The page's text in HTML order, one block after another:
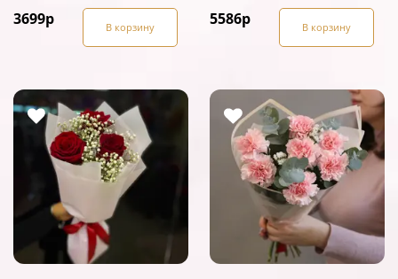
3699р В корзину 5586р В корзину